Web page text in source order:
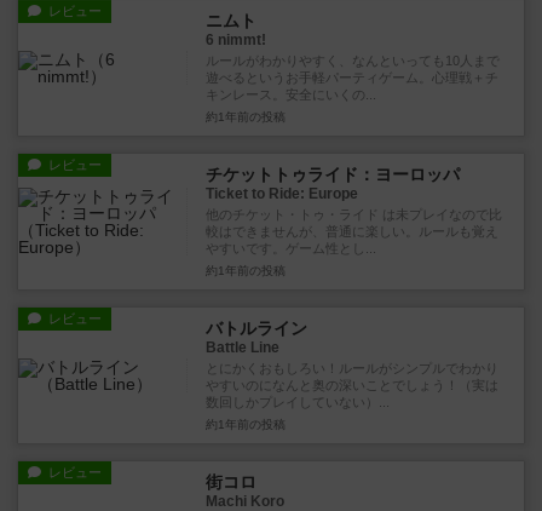
レビュー ニムト
6 nimmt!
ルールがわかりやすく、なんといっても10人まで
遊べるというお手軽パーティゲーム。心理戦＋チ
キンレース。安全にいくの...
約1年前 の投稿
レビュー チケットトゥライド：ヨーロッパ
Ticket to Ride: Europe
他のチケット・トゥ・ライド は未プレイなので比
較はできませんが、普通に楽しい。ルールも覚え
やすいです。ゲーム性とし...
約1年前 の投稿
レビュー バトルライン
Battle Line
とにかくおもしろい！ルールがシンプルでわかり
やすいのになんと奥の深いことでしょう！（実は
数回しかプレイしていない）...
約1年前 の投稿
レビュー 街コロ
Machi Koro